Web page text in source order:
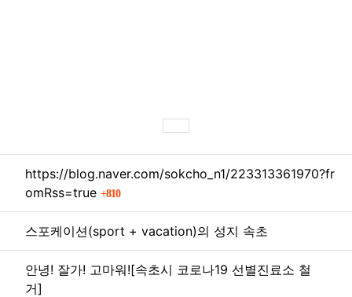
SNS 공유
관련자료
https://blog.naver.com/sokcho_n1/223313361970?fr
omRss=true
810회 연결
스포케이션(sport + vacation)의 성지 속초
안녕! 잘가! 고마워![속초시 코로나19 선별진료소 철
거]